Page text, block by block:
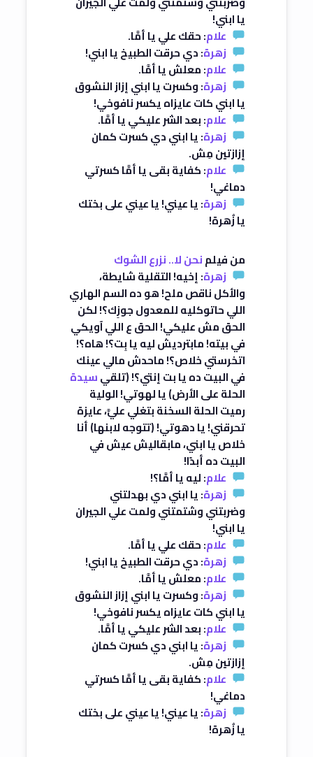
يا ابني!
علام: حقك علي يا أمَّا.
زهرة: دي حرقت الطبيخ يا ابني!
علام: معلش يا أمَّا.
زهرة: وكسرت يا ابني إزاز النشوق
يا ابني كات عايزاه يكسر نافوخي!
علام: بعد الشر عليكي يا أمَّا.
زهرة: يا ابني دي كسرت كمان
إزازتين مِش.
علام: كفاية بقى يا أمَّا كسرتي
دماغي!
زهرة: يا عيني! يا عيني على بختك
يا زُهرة!
من فيلمنحن لا.. نزرع الشوك
زهرة: إخيه! التقلية شايطة،
والأكل ناقص ملح! هو ده السم الهاري
اللي حاتوكليه للمعدول جوزِك؟! لكن
الحق مش عليكي! الحق ع اللي آويكي
في بيته! مابترديش ليه يا بِت؟! هاه؟!
اتخرستي خلاص؟! ماحدش مالي عينك
في البيت ده يا بت إنتي؟! (تلقيسيدة
الحلة على الأرض) يا لهوتي! الولية
رميت الحلة السخنة بتغلي عليَّ، عايزة
تحرقني! يا دهوتي! (تتوجه لابنها) أنا
خلاص يا ابني، مابقاليش عيش في
البيت ده أبدًا!
علام: ليه يا أمَّا؟!
زهرة: يا ابني دي بهدلتني
وضربتني وشتمتني ولمت علي الجيران
يا ابني!
علام: حقك علي يا أمَّا.
زهرة: دي حرقت الطبيخ يا ابني!
علام: معلش يا أمَّا.
زهرة: وكسرت يا ابني إزاز النشوق
يا ابني كات عايزاه يكسر نافوخي!
علام: بعد الشر عليكي يا أمَّا.
زهرة: يا ابني دي كسرت كمان
إزازتين مِش.
علام: كفاية بقى يا أمَّا كسرتي
دماغي!
زهرة: يا عيني! يا عيني على بختك
يا زُهرة!